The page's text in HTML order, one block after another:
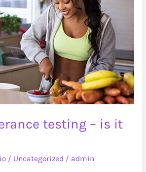
testing – is it
/ Uncategorized / admin